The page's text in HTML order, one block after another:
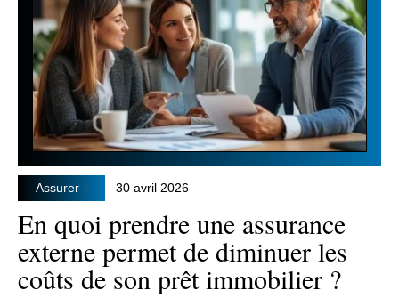
Assurer 30 avril 2026
En quoi prendre une assurance
externe permet de diminuer les
coûts de son prêt immobilier ?